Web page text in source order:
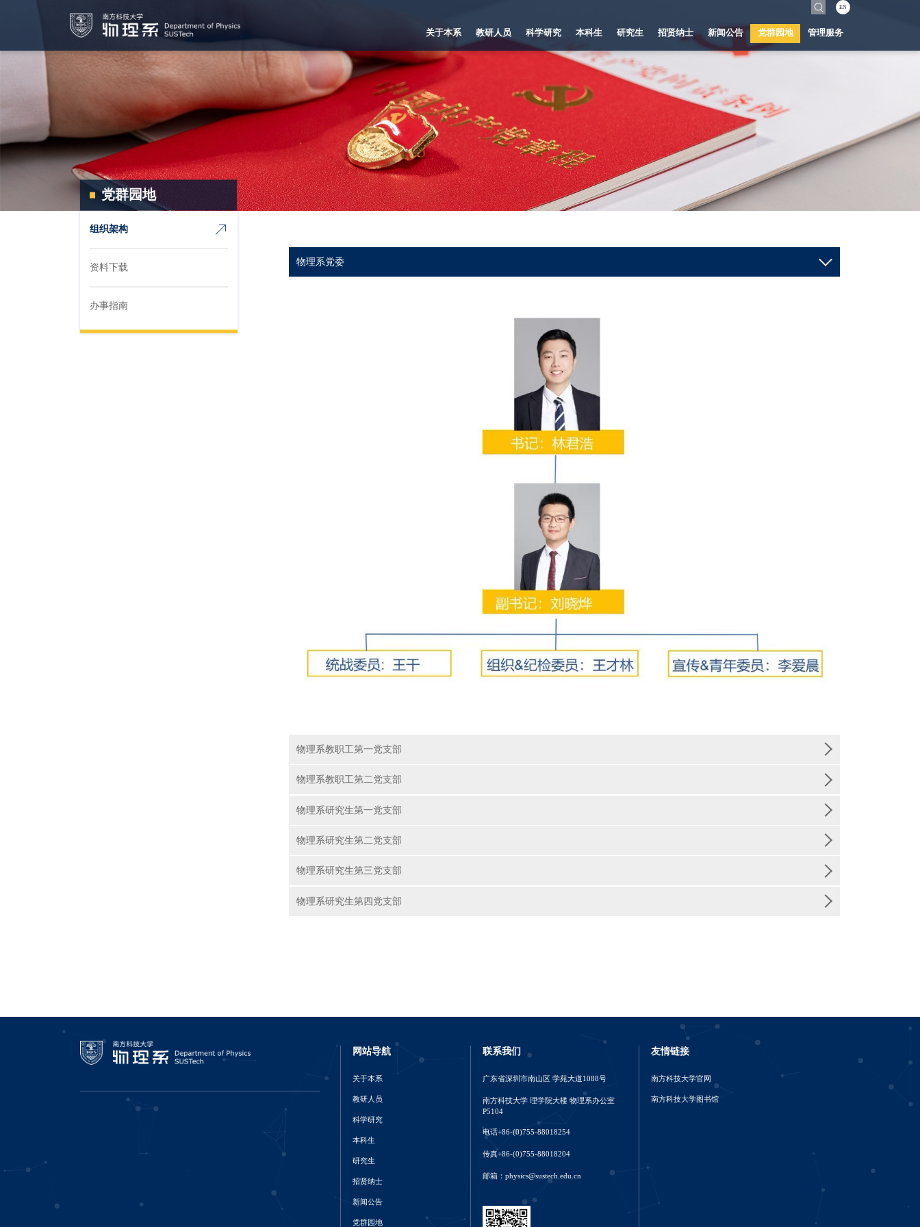
关于本系 教研人员 科学研究 本科生 研究生 招贤纳士 新闻公告 党群园地 管理服务
EN
党群园地
组织架构
资料下载
办事指南
物理系党委
物理系教职工第一党支部
物理系教职工第二党支部
物理系研究生第一党支部
物理系研究生第二党支部
物理系研究生第三党支部
物理系研究生第四党支部
网站导航
关于本系
教研人员
科学研究
本科生
研究生
招贤纳士
新闻公告
党群园地
联系我们
广东省深圳市南山区 学苑大道1088号
南方科技大学 理学院大楼 物理系办公室
P5104
电话+86-(0)755-88018254
传真+86-(0)755-88018204
邮箱：physics@sustech.edu.cn
友情链接
南方科技大学官网
南方科技大学图书馆